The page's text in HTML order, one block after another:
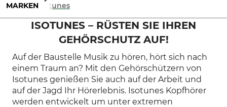
MARKEN Isotunes
ISOTUNES – RÜSTEN SIE IHREN
GEHÖRSCHUTZ AUF!
Auf der Baustelle Musik zu hören, hört sich nach
einem Traum an? Mit den Gehörschützern von
Isotunes genießen Sie auch auf der Arbeit und
auf der Jagd Ihr Hörerlebnis. Isotunes Kopfhörer
werden entwickelt um unter extremen